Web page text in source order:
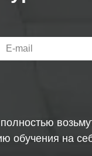
обучения на